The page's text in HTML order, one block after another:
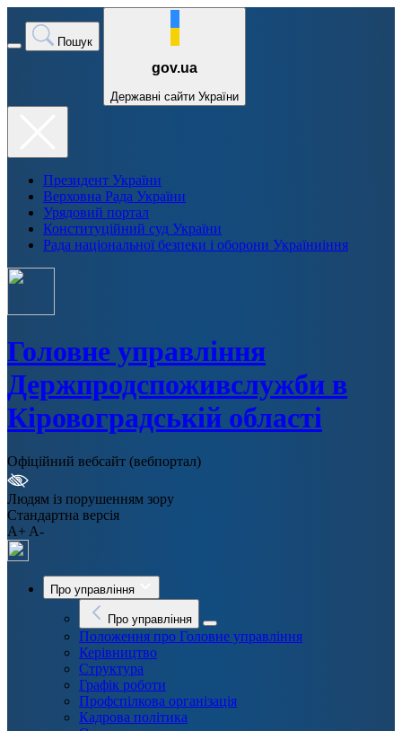
Пошук
gov.ua
Державні сайти України
Президент України
Верховна Рада України
Урядовий портал
Конституційний суд України
Рада національної безпеки і оборони Україниіння
Головне управління
Держпродспоживслужби в
Кіровоградській області
Офіційний вебсайт (вебпортал)
Людям із порушенням зору
Стандартна версія
A+ A-
Про управління
Про управління
Положення про Головне управління
Керівництво
Структура
Графік роботи
Профспілкова організація
Кадрова політика